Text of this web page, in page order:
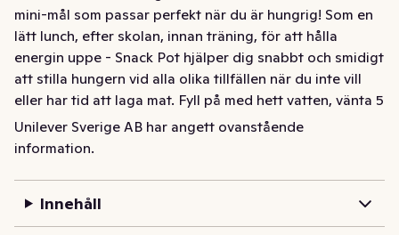
mini-mål som passar perfekt när du är hungrig! Som en
lätt lunch, efter skolan, innan träning, för att hålla
energin uppe - Snack Pot hjälper dig snabbt och smidigt
att stilla hungern vid alla olika tillfällen när du inte vill
eller har tid att laga mat. Fyll på med hett vatten, vänta 5
min och ät sen en god och smakrik Pasta Bolognese. En
lättare måltid på 5 min. Gjord med naturliga
BIG är 30% större än våra standard snack pots och
finns i två olika smaker – Pasta Bolognese och Pasta
Carbonara.
Unilever Sverige AB har angett ovanstående
information.
Innehåll